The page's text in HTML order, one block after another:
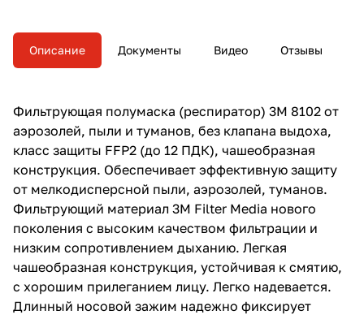
Описание Документы Видео Отзывы
Фильтрующая полумаска (респиратор) 3М 8102 от
аэрозолей, пыли и туманов, без клапана выдоха,
класс защиты FFP2 (до 12 ПДК), чашеобразная
конструкция. Обеспечивает эффективную защиту
от мелкодисперсной пыли, аэрозолей, туманов.
Фильтрующий материал 3M Filter Media нового
поколения с высоким качеством фильтрации и
низким сопротивлением дыханию. Легкая
чашеобразная конструкция, устойчивая к смятию,
с хорошим прилеганием лицу. Легко надевается.
Длинный носовой зажим надежно фиксирует